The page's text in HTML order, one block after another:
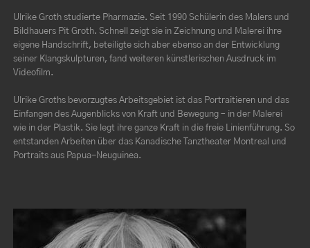
Ulrike Groth studierte Pharmazie. Seit 1990 Schülerin des Malers und
Bildhauers Pit Groth. Schnell zeigt sie in Zeichnung und Malerei ihre
eigene Handschrift, beteiligte sich aber ebenso an der Entwicklung
seiner Klangskulpturen, fand weiteren künstlerischen Ausdruck im
Videofilm.
Ulrike Groths bevorzugtes Arbeitsgebiet ist das Portraitieren und das
Einfangen des Augenblicks von Kraft und Bewegung – in der Malerei
wie in der Plastik. Sie legt ihre ganze Kraft in die freie Linienführung. So
entstanden Arbeiten über das Kanadische Tanztheater Montreal und
Portraits aus Papua-Neuguinea.